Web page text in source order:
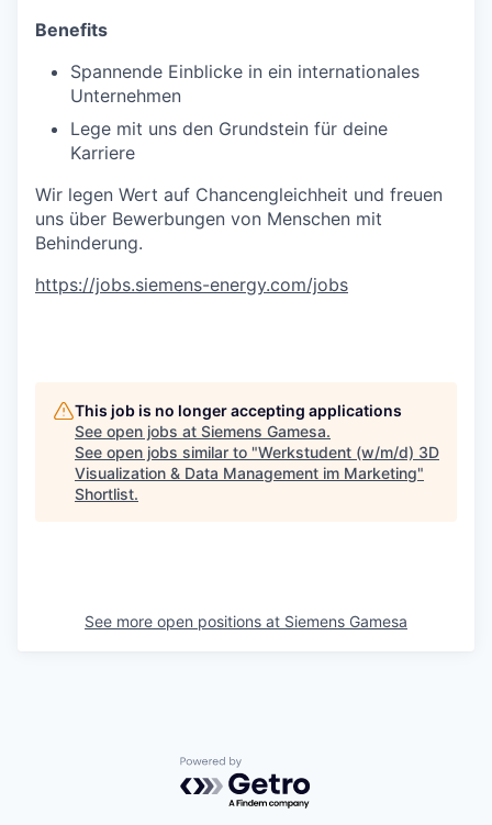
Benefits
Spannende Einblicke in ein internationales
Unternehmen
Lege mit uns den Grundstein für deine
Karriere
Wir legen Wert auf Chancengleichheit und freuen
uns über Bewerbungen von Menschen mit
Behinderung.
https://jobs.siemens-energy.com/jobs
This job is no longer accepting applications
See open jobs at Siemens Gamesa.
See open jobs similar to "Werkstudent (w/m/d) 3D
Visualization & Data Management im Marketing"
Shortlist.
See more open positions at Siemens Gamesa
Powered by Getro.com